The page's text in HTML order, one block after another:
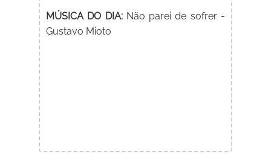
MÚSICA DO DIA:Não parei de sofrer -
Gustavo Mioto